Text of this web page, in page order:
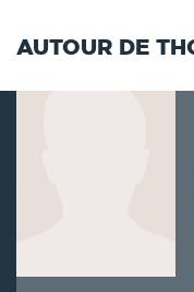
AUTOUR DE